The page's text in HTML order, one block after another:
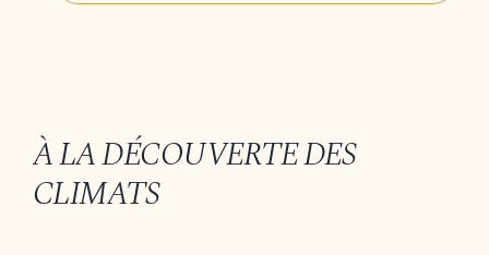
À LA DÉCOUVERTE DES
CLIMATS